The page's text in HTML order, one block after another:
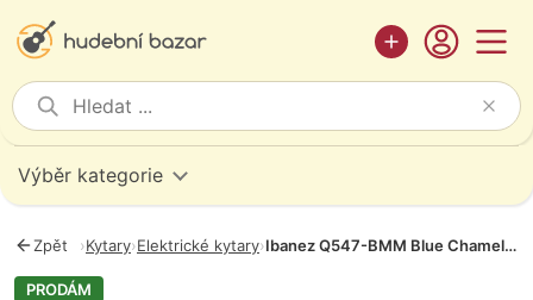
Výběr kategorie
Zpět ›Kytary›Elektrické kytary› Ibanez Q547-BMM Blue Chameleon Metallic Headless kytara
PRODÁM